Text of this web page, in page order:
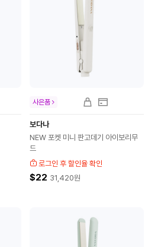
보다나
NEW 포켓 미니 판고데기 아이보리무
드
로그인 후 할인율 확인
$22 31,420원
사은품